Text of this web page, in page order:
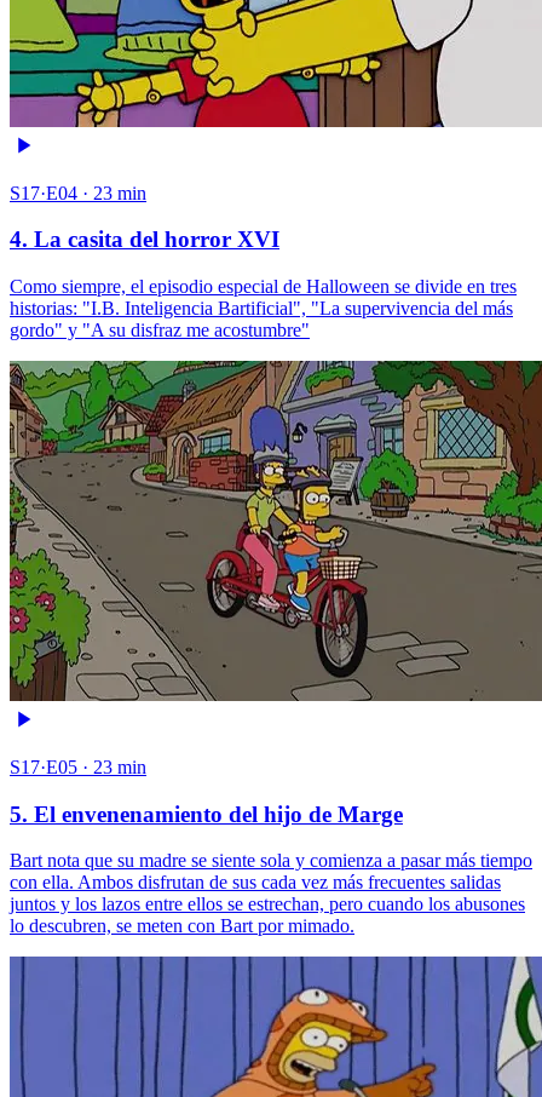
S17·E04 · 23 min
4. La casita del horror XVI
Como siempre, el episodio especial de Halloween se divide en tres
historias: "I.B. Inteligencia Bartificial", "La supervivencia del más
gordo" y "A su disfraz me acostumbre"
S17·E05 · 23 min
5. El envenenamiento del hijo de Marge
Bart nota que su madre se siente sola y comienza a pasar más tiempo
con ella. Ambos disfrutan de sus cada vez más frecuentes salidas
juntos y los lazos entre ellos se estrechan, pero cuando los abusones
lo descubren, se meten con Bart por mimado.